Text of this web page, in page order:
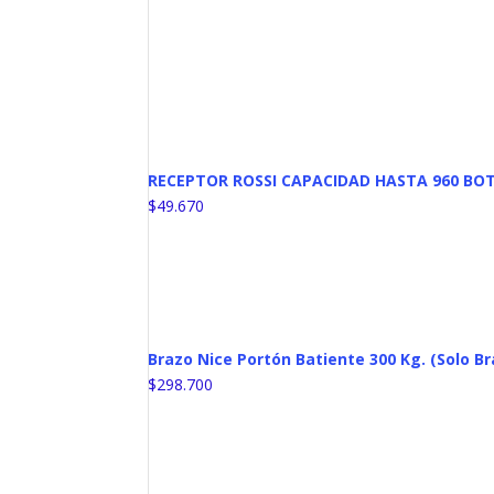
RECEPTOR ROSSI CAPACIDAD HASTA 960
$49.670
Brazo Nice Portón Batiente 300 Kg. (Solo
$298.700